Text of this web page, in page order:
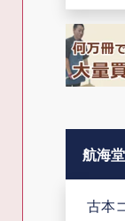
航海
古本